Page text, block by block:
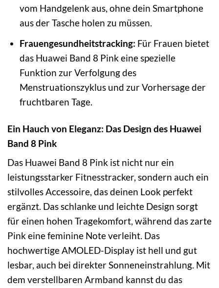
vom Handgelenk aus, ohne dein Smartphone
aus der Tasche holen zu müssen.
Frauengesundheitstracking: Für Frauen bietet
das Huawei Band 8 Pink eine spezielle
Funktion zur Verfolgung des
Menstruationszyklus und zur Vorhersage der
fruchtbaren Tage.
Ein Hauch von Eleganz: Das Design des Huawei
Band 8 Pink
Das Huawei Band 8 Pink ist nicht nur ein
leistungsstarker Fitnesstracker, sondern auch ein
stilvolles Accessoire, das deinen Look perfekt
ergänzt. Das schlanke und leichte Design sorgt
für einen hohen Tragekomfort, während das zarte
Pink eine feminine Note verleiht. Das
hochwertige AMOLED-Display ist hell und gut
lesbar, auch bei direkter Sonneneinstrahlung. Mit
dem verstellbaren Armband kannst du das